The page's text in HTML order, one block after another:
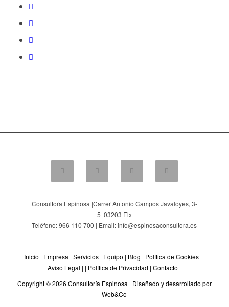
Consultora Espinosa |Carrer Antonio Campos Javaloyes, 3-
5 |03203 Elx
Teléfono: 966 110 700 | Email: info@espinosaconsultora.es
Inicio | Empresa | Servicios| Equipo | Blog | Política de Cookies| |
Aviso Legal | | Política de Privacidad |Contacto |
Copyright © 2026 Consultoría Espinosa | Diseñado y desarrollado por
Web&Co